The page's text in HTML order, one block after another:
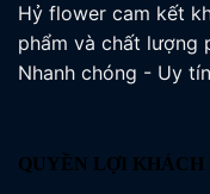
Hỷ flower cam kết
phẩm và chất lượng
Nhanh chóng - Uy
QUYỀN LỢI KHÁCH